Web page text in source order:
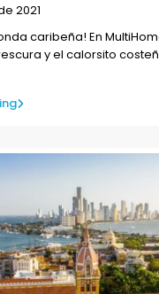
2021
caribeña! En
y el calorsito